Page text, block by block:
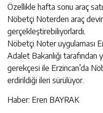
Özellikle hafta sonu araç
Nöbetçi Noterden araç devir
gerçekleştirebiliyorlardı.
Nöbetçi Noter uygulaması
Adalet Bakanlığı
gerekçesi ile Erzincan’da
erdirildiği ileri sürülüyor.
Haber: Eren BAYRAK